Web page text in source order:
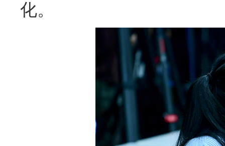
化。